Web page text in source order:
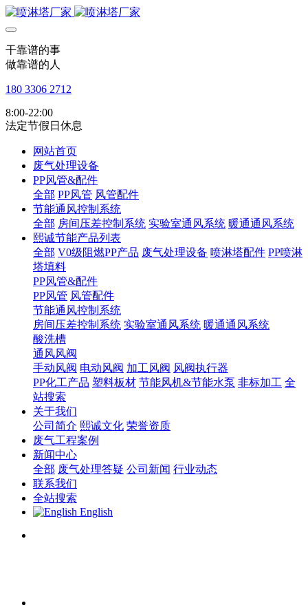
干靠谱的事
做靠谱的人
180 3306 2712
8:00-22:00
法定节假日休息
网站首页
废气处理设备
PP风管&配件
全部 PP风管 风管配件
节能通风控制系统
全部 房间压差控制系统 实验室通风系统 暖通通风系统
熙诚节能产品列表
全部 V0级阻燃PP产品 废气处理设备 喷淋塔配件 PP喷淋
塔填料
PP风管&配件
PP风管 风管配件
节能通风控制系统
房间压差控制系统 实验室通风系统 暖通通风系统
酸洗槽
通风风阀
手动风阀 电动风阀 加工风阀 风阀执行器
PP化工产品 塑料板材 节能风机&节能水泵 非标加工 全
站搜索
关于我们
公司简介 熙诚文化 荣誉资质
废气工程案例
新闻中心
全部 废气处理答疑 公司新闻 行业动态
联系我们
全站搜索
English